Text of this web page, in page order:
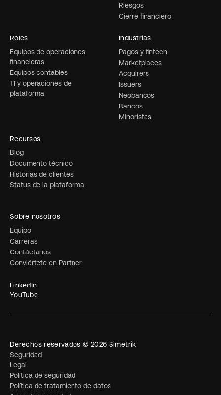
Riesgos
Cierre financiero
Industrias
Pagos y fintech
Marketplaces
Acquirers
Issuers
Neobancos
Bancos
Minoristas
Roles
Equipos de operaciones
financieras
Equipos contables
TI y operaciones de
plataforma
Recursos
Blog
Documento técnico
Historias de clientes
Status de la plataforma
Sobre nosotros
Equipo
Carreras
Contáctanos
Conviértete en Partner
LinkedIn
YouTube
Derechos reservados © 2026 Simetrik
Seguridad
Legal
Política de seguridad
Política de tratamiento de datos